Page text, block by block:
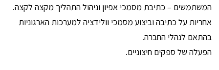
המשתמשים – כתיבת מסמכי אפיון וניהול התהליך מקצה לקצה.
אחריות על כתיבה וביצוע מסמכי וולידציה למערכות הארגוניות
בהתאם לנהלי החברה.
הפעלה של ספקים חיצוניים.